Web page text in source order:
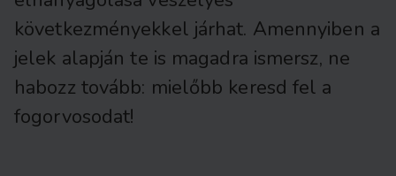
következményekkel járhat. Amennyiben a
jelek alapján te is magadra ismersz, ne
habozz tovább: mielőbb keresd fel a
fogorvosodat!